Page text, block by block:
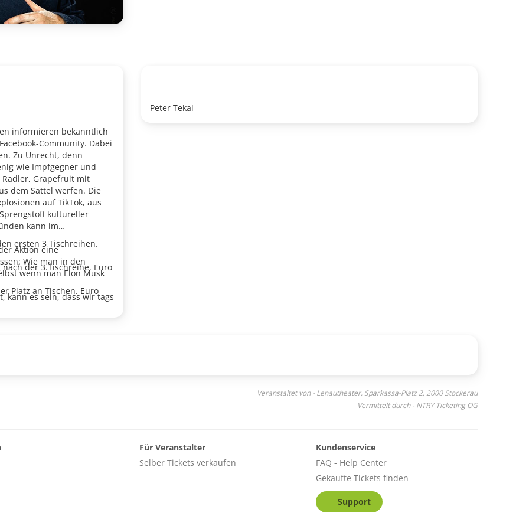
informieren bekanntlich
Community. Dabei
Zu Unrecht, denn
wie Impfgegner und
Grapefruit mit
dem Sattel werfen. Die
auf TikTok, aus
kultureller
kann im
Aktion eine
Wie man in den
wenn man Elon Musk
kann es sein, dass wir tags
Norbert Peter, der vor
zur Untersuchung
der Patient Norbert Peter
ersten 3 Tischreihen.
der 3.Tischreihe. Euro
Platz an Tischen. Euro
Peter Tekal
Veranstaltet von - Lenautheater, Sparkassa-Platz 2, 2000 Stockerau
Vermittelt durch - NTRY Ticketing OG
Für Veranstalter
Selber Tickets verkaufen
Kundenservice
FAQ - Help Center
Gekaufte Tickets finden
Support